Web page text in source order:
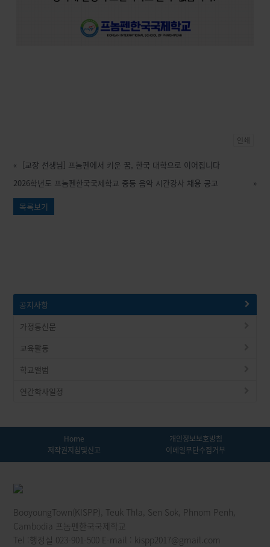
인쇄
« [교장 선생님] 프놈펜에서 키운 꿈, 한국 대학으로 이어집니다
2026학년도 프놈펜한국국제학교 중등 음악 시간강사 채용 공고
»
목록보기
공지사항
가정통신문
교육활동
학교앨범
연간학사일정
Home
개인정보보호방침
저작권지침및신고
이메일무단수집거부
BooyoungTown(KISPP), Teuk Thla, Sen Sok, Phnom Penh,
Cambodia 프놈펜한국국제학교
Tel :행정실 023-901-500 E-mail : kispp2017@gmail.com